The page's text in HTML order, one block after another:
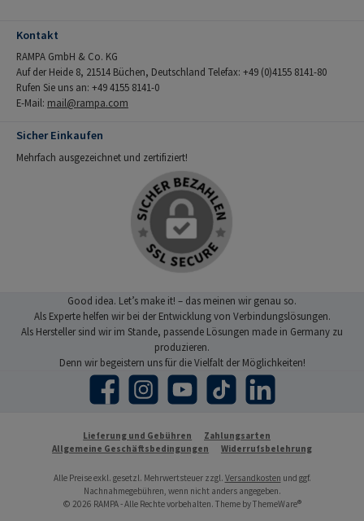
Kontakt
RAMPA GmbH & Co. KG
Auf der Heide 8, 21514 Büchen, Deutschland Telefax: +49 (0)4155 8141-80
Rufen Sie uns an: +49 4155 8141-0
E-Mail: mail@rampa.com
Sicher Einkaufen
Mehrfach ausgezeichnet und zertifiziert!
Good idea. Let’s make it! – das meinen wir genau so.
Als Experte helfen wir bei der Entwicklung von Verbindungslösungen.
Als Hersteller sind wir im Stande, passende Lösungen made in Germany zu
produzieren.
Denn wir begeistern uns für die Vielfalt der Möglichkeiten!
Facebook Instagram YouTube TikTok LinkedIn
Lieferung und Gebühren
Zahlungsarten
Allgemeine Geschäftsbedingungen
Widerrufsbelehrung
Alle Preise exkl. gesetzl. Mehrwertsteuer zzgl. Versandkosten und ggf.
Nachnahmegebühren, wenn nicht anders angegeben.
© 2026 RAMPA - Alle Rechte vorbehalten. Theme byThemeWare®